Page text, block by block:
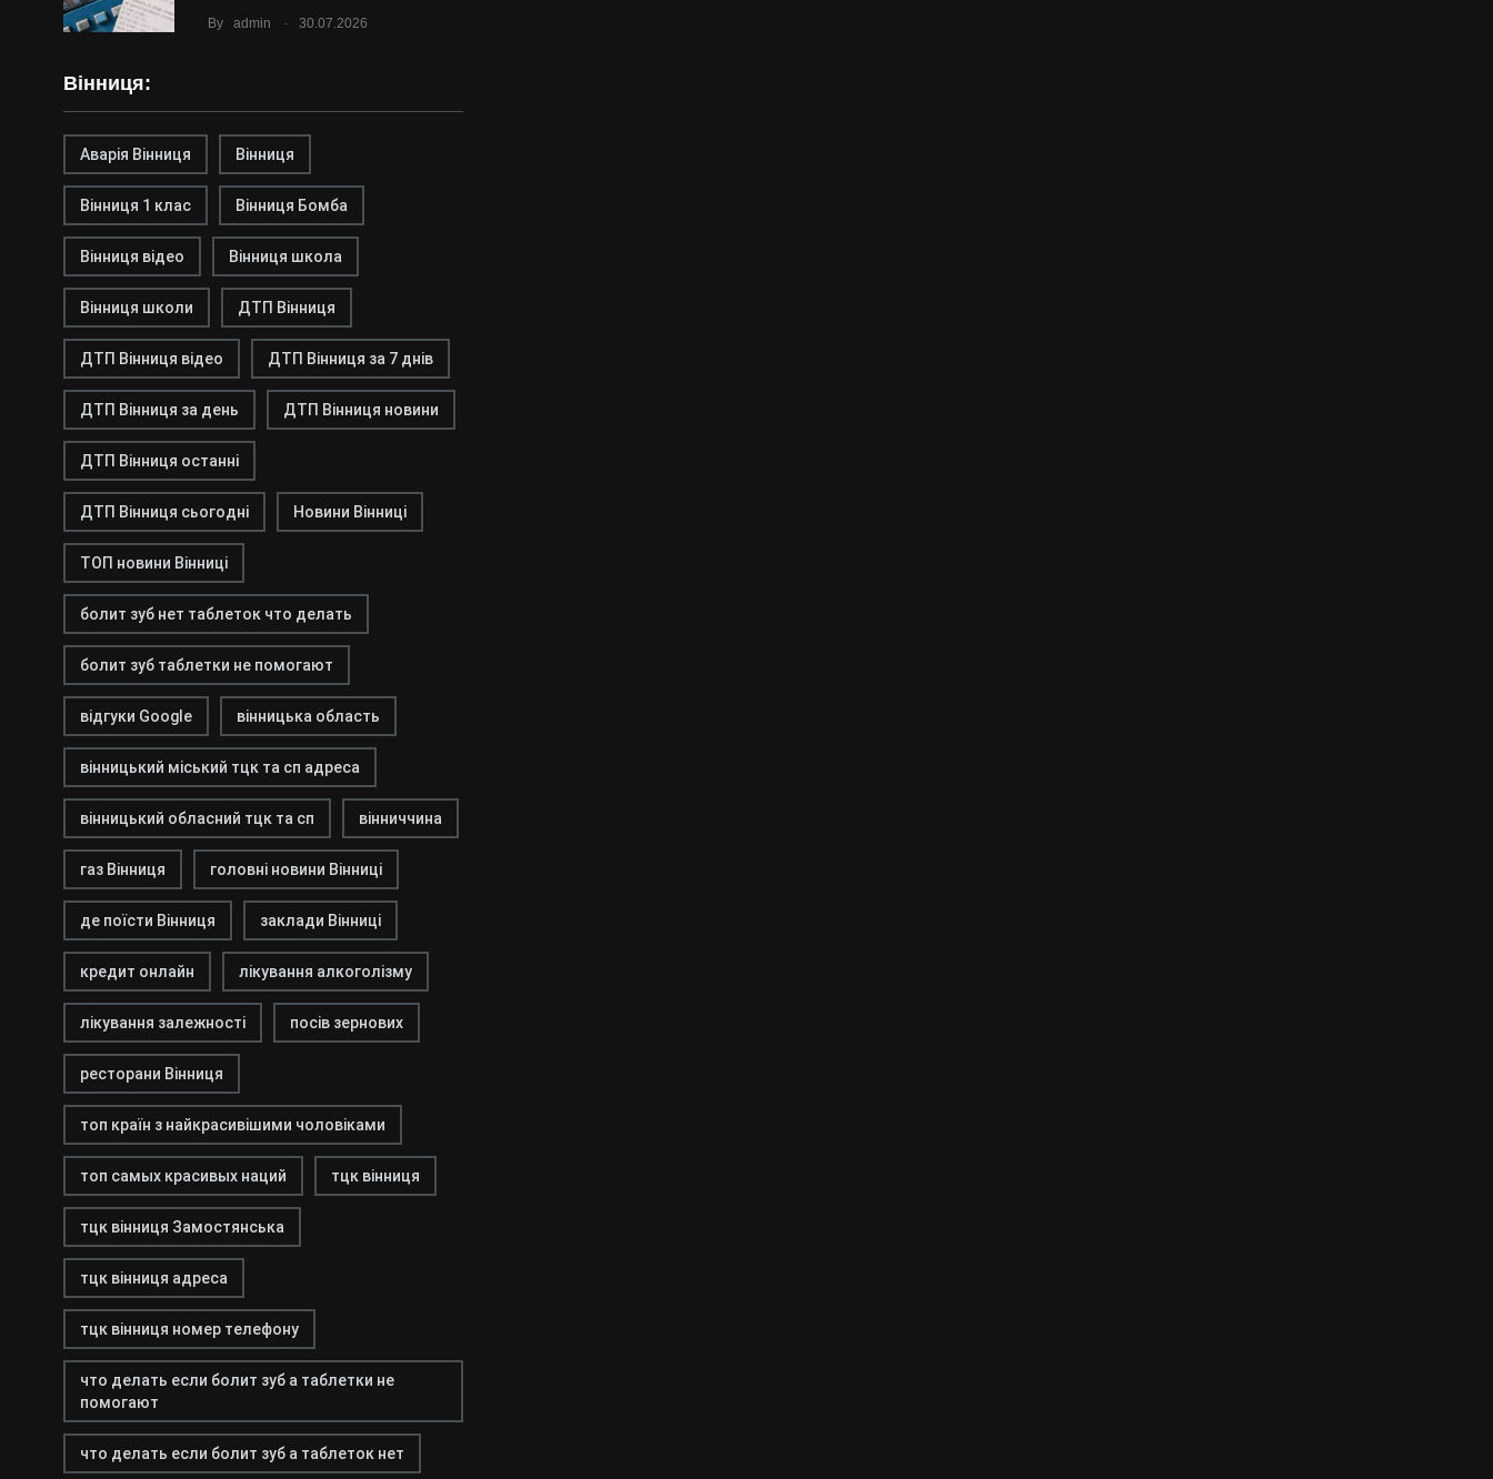
By admin . 30.07.2026
Вінниця:
Аварія Вінниця Вінниця
Вінниця 1 клас Вінниця Бомба
Вінниця відео Вінниця школа
Вінниця школи ДТП Вінниця
ДТП Вінниця відео ДТП Вінниця за 7 днів
ДТП Вінниця за день ДТП Вінниця новини
ДТП Вінниця останні
ДТП Вінниця сьогодні Новини Вінниці
ТОП новини Вінниці
болит зуб нет таблеток что делать
болит зуб таблетки не помогают
відгуки Google вінницька область
вінницький міський тцк та сп адреса
вінницький обласний тцк та сп вінниччина
газ Вінниця головні новини Вінниці
де поїсти Вінниця заклади Вінниці
кредит онлайн лікування алкоголізму
лікування залежності посів зернових
ресторани Вінниця
топ країн з найкрасивішими чоловіками
топ самых красивых наций тцк вінниця
тцк вінниця Замостянська
тцк вінниця адреса
тцк вінниця номер телефону
что делать если болит зуб а таблетки не
помогают
что делать если болит зуб а таблеток нет